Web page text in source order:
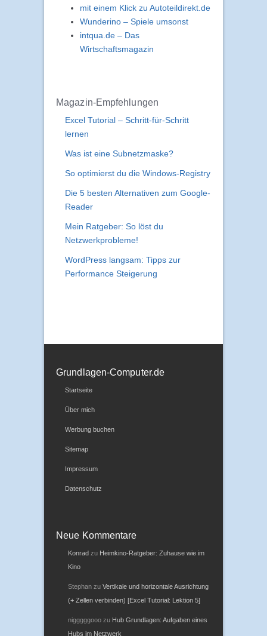
mit einem Klick zu Autoteildirekt.de
Wunderino – Spiele umsonst
intqua.de – Das
Wirtschaftsmagazin
Magazin-Empfehlungen
Excel Tutorial – Schritt-für-Schritt
lernen
Was ist eine Subnetzmaske?
So optimierst du die Windows-Registry
Die 5 besten Alternativen zum Google-
Reader
Mein Ratgeber: So löst du
Netzwerkprobleme!
WordPress langsam: Tipps zur
Performance Steigerung
Grundlagen-Computer.de
Startseite
Über mich
Werbung buchen
Sitemap
Impressum
Datenschutz
Neue Kommentare
Konrad zu Heimkino-Ratgeber: Zuhause wie im
Kino
Stephan zu Vertikale und horizontale Ausrichtung
(+ Zellen verbinden) [Excel Tutorial: Lektion 5]
nigggggooo zu Hub Grundlagen: Aufgaben eines
Hubs im Netzwerk